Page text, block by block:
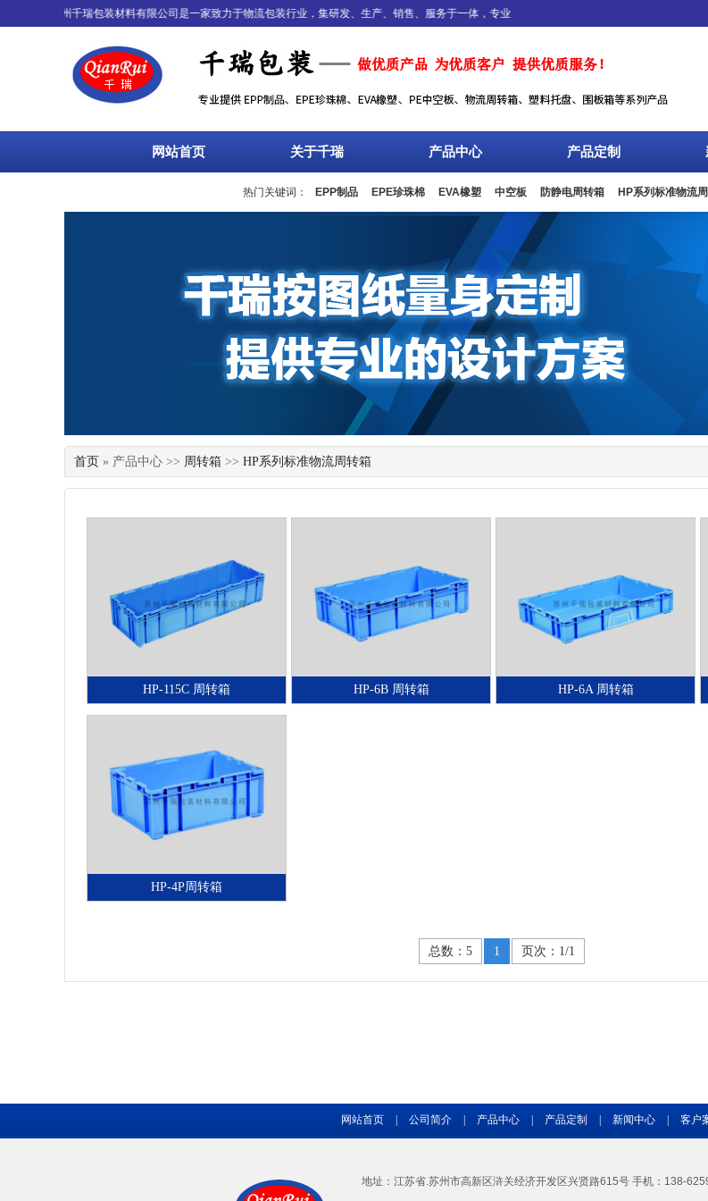
苏州千瑞包装材料有限公司是一家致力于物流包装行业，集研发、生产、销售、服务于一体，专业设计、生产、加工EPE珍珠棉、EVA橡塑
网站首页 关于千瑞 产品中心 产品定制
热门关键词： EPP制品 EPE珍珠棉 EVA橡塑 中空板 防静电周转箱 HP系列标准物流
首页 » 产品中心 >> 周转箱 >> HP系列标准物流周转箱
HP-115C 周转箱 HP-6B 周转箱 HP-6A 周转箱
HP-4P周转箱
总数：5 1 页次：1/1
网站首页 公司简介 产品中心 产品定制 新闻中心 客户
地址：江苏省.苏州市高新区浒关经济开发区兴贤路615号 手机：138-